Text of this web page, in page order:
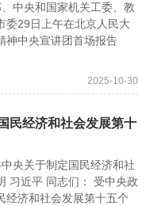
中央和国家机关工委、教
委29日上午在北京人民大
神中央宣讲团首场报告
2025-10-30
民经济和社会发展第十
央关于制定国民经济和社
习近平 同志们： 受中央政
经济和社会发展第十五个